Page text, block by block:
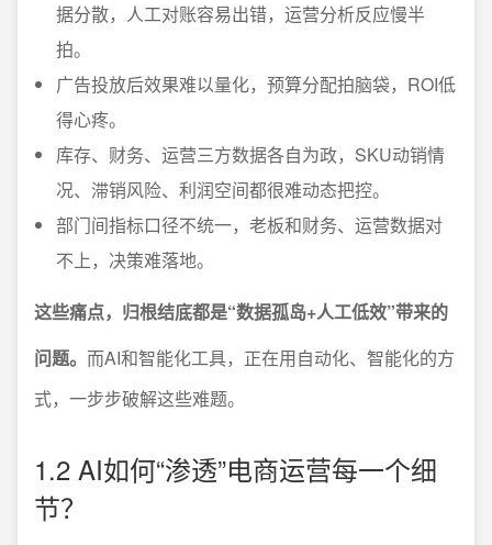
据分散，人工对账容易出错，运营分析反应慢半
拍。
广告投放后效果难以量化，预算分配拍脑袋，ROI低
得心疼。
库存、财务、运营三方数据各自为政，SKU动销情
况、滞销风险、利润空间都很难动态把控。
部门间指标口径不统一，老板和财务、运营数据对
不上，决策难落地。
这些痛点，归根结底都是“数据孤岛+人工低效”带来的
问题。 而AI和智能化工具，正在用自动化、智能化的方
式，一步步破解这些难题。
1.2 AI如何“渗透”电商运营每一个细
节？